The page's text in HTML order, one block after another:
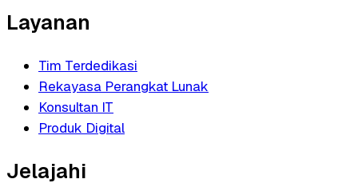
Layanan
Tim Terdedikasi
Rekayasa Perangkat Lunak
Konsultan IT
Produk Digital
Jelajahi